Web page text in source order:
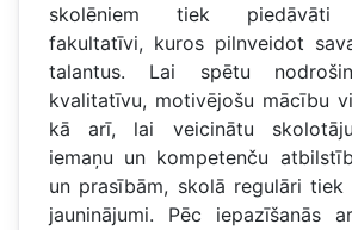
skolēniem tiek piedāvāti
fakultatīvi, kuros pilnveidot
talantus. Lai spētu
kvalitatīvu, motivējošu mācību
kā arī, lai veicinātu
iemaņu un kompetenču
un prasībām, skolā regulāri tiek
jauninājumi. Pēc iepazīšanās